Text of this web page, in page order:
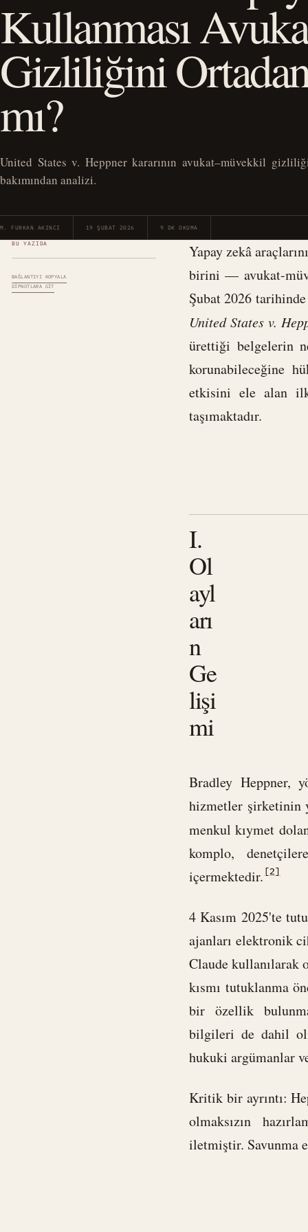
Kullanması
Gizliliğini
mı?
United States v. Heppner kararının avukat–müvekkil
bakımından analizi.
M. FURKAN AKINCI 19 ŞUBAT 2026 9 DK OKUMA
BU YAZIDA
BAĞLANTIYI KOPYALA
DIPNOTLARA GIT
Yapay zekâ
birini — avukat-
Şubat 2026
United States v.
ürettiği belgelerin
korunabileceğine
etkisini ele alan
taşımaktadır.
I.
Ol
ayl
arı
n
Ge
lişi
mi
Bradley Heppner,
hizmetler şirketinin
menkul kıymet
komplo,
içermektedir. [2]
4 Kasım 2025'te
ajanları elektronik
Claude kullanılarak
kısmı tutuklanma
bir özellik
bilgileri de dahil
hukuki argümanlar
Kritik bir ayrıntı:
olmaksızın
iletmiştir. Savunma